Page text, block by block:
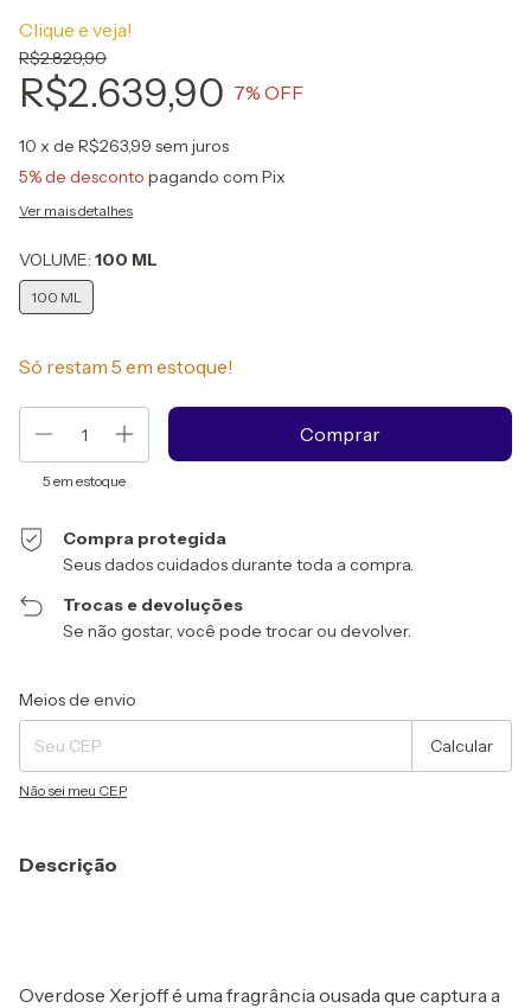
Clique e veja!
R$2.829,90
R$2.639,90 7% OFF
10 x de R$263,99 sem juros
5% de desconto pagando com Pix
Ver mais detalhes
VOLUME: 100 ML
100 ML
Só restam 5 em estoque!
5 em estoque
Compra protegida
Seus dados cuidados durante toda a compra.
Trocas e devoluções
Se não gostar, você pode trocar ou devolver.
Entregas para o CEP:
Meios de envio
Calcular
Não sei meu CEP
Descrição
Overdose Xerjoff é uma fragrância ousada que captura a